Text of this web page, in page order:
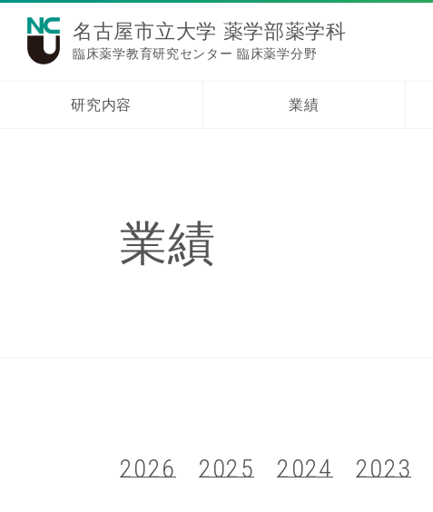
名古屋市立大学 薬学部薬学科
臨床薬学教育研究センター 臨床薬学分野
研究内容 業績
業績
2026 2025 2024 2023